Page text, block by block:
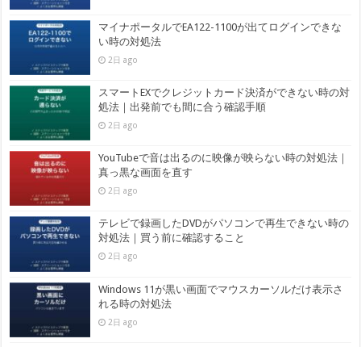
マイナポータルでEA122-1100が出てログインできな
い時の対処法
2日 ago
スマートEXでクレジットカード決済ができない時の対
処法｜出発前でも間に合う確認手順
2日 ago
YouTubeで音は出るのに映像が映らない時の対処法｜
真っ黒な画面を直す
2日 ago
テレビで録画したDVDがパソコンで再生できない時の
対処法｜買う前に確認すること
2日 ago
Windows 11が黒い画面でマウスカーソルだけ表示さ
れる時の対処法
2日 ago